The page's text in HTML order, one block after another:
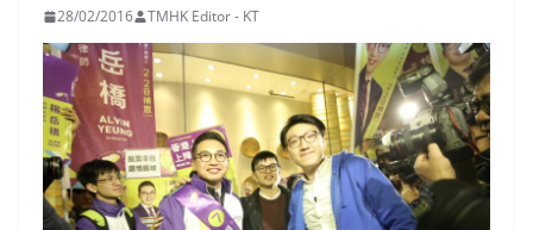
28/02/2016 TMHK Editor - KT